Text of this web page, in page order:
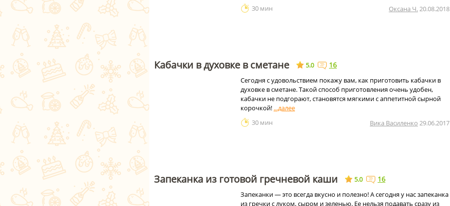
30 мин
Оксана Ч.20.08.2018
Кабачки в духовке в сметане 5.0 16
Сегодня с удовольствием покажу вам, как приготовить кабачки в
духовке в сметане. Такой способ приготовления очень удобен,
кабачки не подгорают, становятся мягкими с аппетитной сырной
корочкой!
30 мин
Вика Василенко 29.06.2017
Запеканка из готовой гречневой каши 5.0 16
Запеканки — это всегда вкусно и полезно! А сегодня у нас запеканка
из гречки с луком, сыром и зеленью. Ее нельзя подавать сразу из